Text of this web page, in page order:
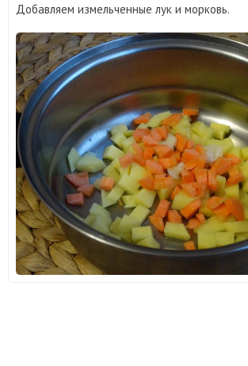
Добавляем измельченные лук и морковь.